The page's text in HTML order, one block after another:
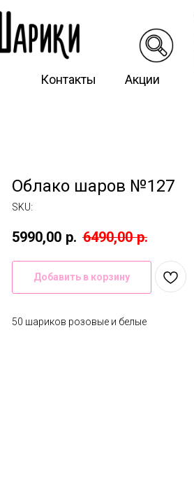
Контакты Акции
Облако шаров №127
SKU:
5990,00 р. 6490,00 р.
Добавить в корзину
50 шариков розовые и белые